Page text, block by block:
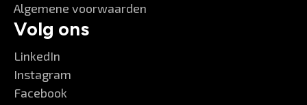
Algemene voorwaarden
Volg ons
LinkedIn
Instagram
Facebook